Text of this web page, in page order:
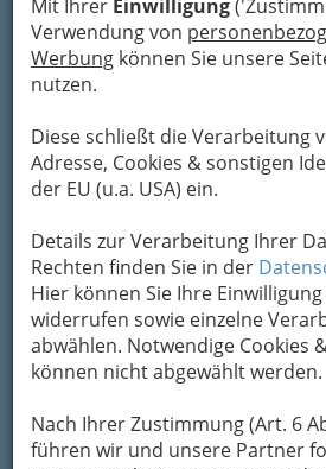
Mit Ihrer Einwilligung
Verwendung von
Werbung können Sie unsere
nutzen.
Diese schließt die Verarbeitung
Adresse, Cookies & sonstigen
der EU (u.a. USA) ein.
Details zur Verarbeitung Ihrer
Rechten finden Sie in der
Hier können Sie Ihre
widerrufen sowie einzelne
abwählen. Notwendige Cookies
können nicht abgewählt werden.
Nach Ihrer Zustimmung (Art. 6
führen wir und unsere Partner
Spülmittel und vieles mehr.
Bezirksauswahl
Heinz Franz Buchegger
+43 316 381 777
Karte & Routenplaner
Eintrag
Kategorien
Hairdreams Haarhandels
Floraquellweg 9, 8051 Graz